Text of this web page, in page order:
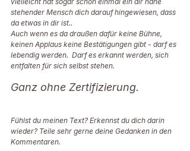
stehender Mensch dich darauf hingewiesen, dass
da etwas in dir ist..
Auch wenn es da draußen dafür keine Bühne,
keinen Applaus keine Bestätigungen gibt - darf es
lebendig werden.  Darf es erkannt werden, sich
entfalten für sich selbst stehen.
Ganz ohne Zertifizierung.
Fühlst du meinen Text? Erkennst du dich darin
wieder? Teile sehr gerne deine Gedanken in den
Kommentaren.